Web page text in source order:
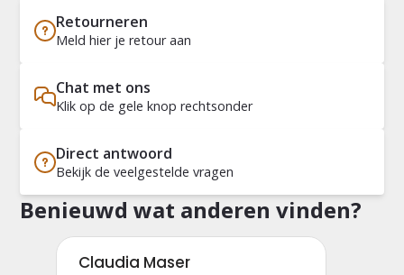
Retourneren
Meld hier je retour aan
Chat met ons
Klik op de gele knop rechtsonder
Direct antwoord
Bekijk de veelgestelde vragen
Benieuwd wat anderen vinden?